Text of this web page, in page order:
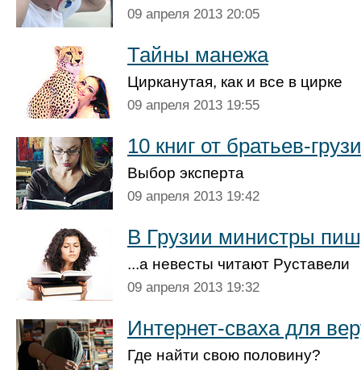
09 апреля 2013 20:05
Тайны манежа
Цирканутая, как и все в цирке
09 апреля 2013 19:55
10 книг от братьев-
Выбор эксперта
09 апреля 2013 19:42
В Грузии министры
...а невесты читают Руставели
09 апреля 2013 19:32
Интернет-сваха для
Где найти свою половину?